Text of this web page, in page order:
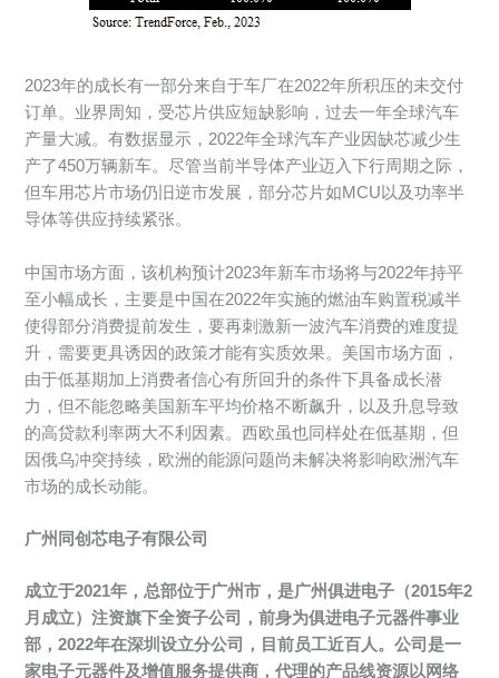
2023年的成长有一部分来自于车厂在2022年所积压的未交付
订单。业界周知，受芯片供应短缺影响，过去一年全球汽车
产量大减。有数据显示，2022年全球汽车产业因缺芯减少生
产了450万辆新车。尽管当前半导体产业迈入下行周期之际，
但车用芯片市场仍旧逆市发展，部分芯片如MCU以及功率半
导体等供应持续紧张。
中国市场方面，该机构预计2023年新车市场将与2022年持平
至小幅成长，主要是中国在2022年实施的燃油车购置税减半
使得部分消费提前发生，要再刺激新一波汽车消费的难度提
升，需要更具诱因的政策才能有实质效果。美国市场方面，
由于低基期加上消费者信心有所回升的条件下具备成长潜
力，但不能忽略美国新车平均价格不断飙升，以及升息导致
的高贷款利率两大不利因素。西欧虽也同样处在低基期，但
因俄乌冲突持续，欧洲的能源问题尚未解决将影响欧洲汽车
市场的成长动能。
广州同创芯电子有限公司
成立于2021年，总部位于广州市，是广州俱进电子（2015年2
月成立）注资旗下全资子公司，前身为俱进电子元器件事业
部，2022年在深圳设立分公司，目前员工近百人。公司是一
家电子元器件及增值服务提供商，代理的产品线资源以网络